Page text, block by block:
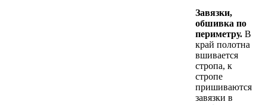
Завязки,
обшивка по
периметру. В
край полотна
вшивается
стропа, к
стропе
пришиваются
завязки в